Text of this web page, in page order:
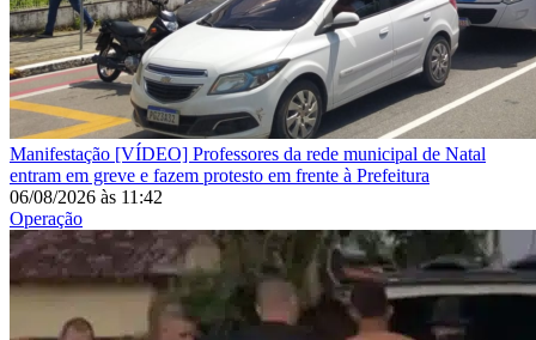
Manifestação [VÍDEO] Professores da rede municipal de Natal
entram em greve e fazem protesto em frente à Prefeitura
06/08/2026 às 11:42
Operação